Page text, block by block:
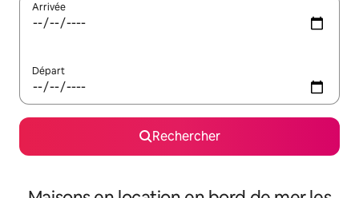
Arrivée
Départ
Rechercher